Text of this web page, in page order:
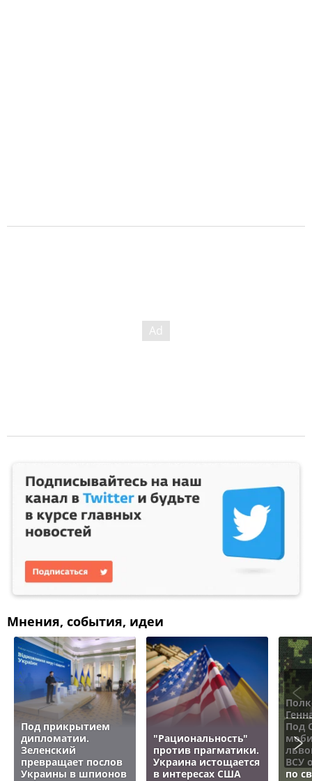
Мнения, события, идеи
Под прикрытием
дипломатии.
Зеленский
превращает послов
Украины в шпионов
"Рациональность"
против прагматики.
Украина истощается
в интересах США
Под
ВСУ
по